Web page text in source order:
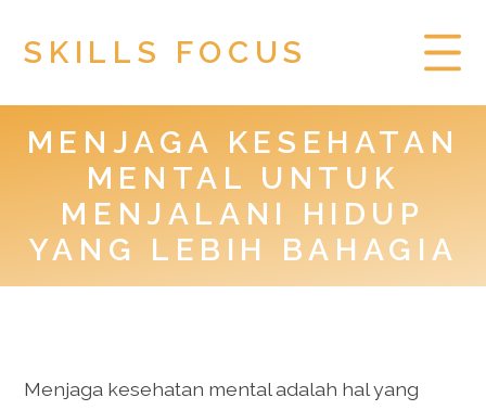
SKILLS FOCUS
HOME
PRIVACY POLICY
TOGEL HONGKONG
MENJAGA KESEHATAN
MENTAL UNTUK
MENJALANI HIDUP
YANG LEBIH BAHAGIA
Menjaga kesehatan mental adalah hal yang